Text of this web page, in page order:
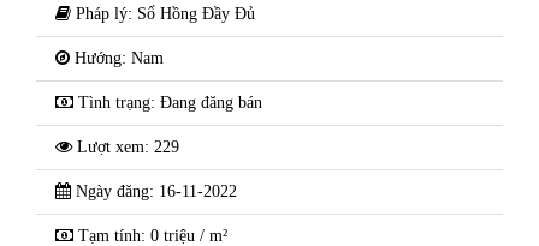
Pháp lý: Sổ Hồng Đầy Đủ
Hướng: Nam
Tình trạng: Đang đăng bán
Lượt xem: 229
Ngày đăng: 16-11-2022
Tạm tính: 0 triệu / m²